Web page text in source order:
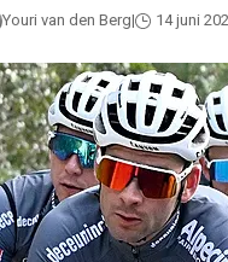
Youri van den Berg 14 juni